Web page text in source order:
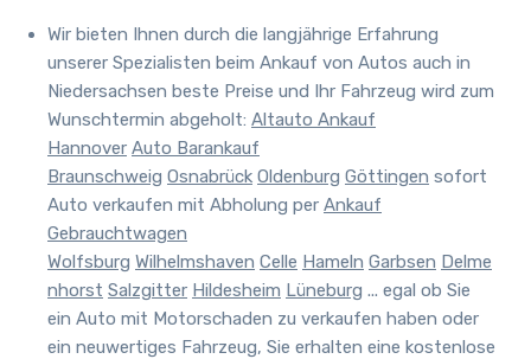
Wir bieten Ihnen durch die langjährige Erfahrung
unserer Spezialisten beim Ankauf von Autos auch in
Niedersachsen beste Preise und Ihr Fahrzeug wird zum
Wunschtermin abgeholt: Altauto Ankauf
Hannover Auto Barankauf
Braunschweig Osnabrück Oldenburg Göttingen sofort
Auto verkaufen mit Abholung per Ankauf
Gebrauchtwagen
Wolfsburg Wilhelmshaven Celle Hameln Garbsen Delme
nhorst Salzgitter Hildesheim Lüneburg ... egal ob Sie
ein Auto mit Motorschaden zu verkaufen haben oder
ein neuwertiges Fahrzeug, Sie erhalten eine kostenlose